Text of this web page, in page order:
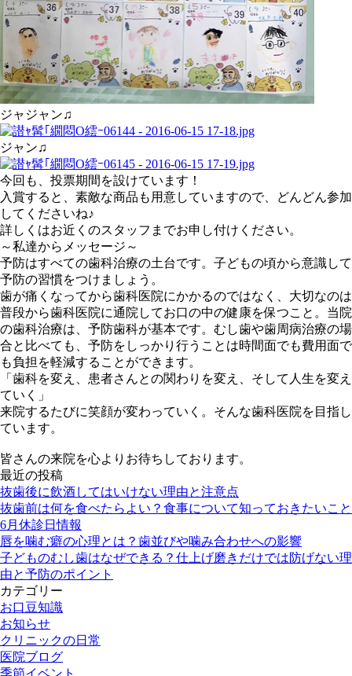
ジャジャン♫
ジャン♫
今回も、投票期間を設けています！
入賞すると、素敵な商品も用意していますので、どんどん参加
してくださいね♪
詳しくはお近くのスタッフまでお申し付けください。
～私達からメッセージ～
予防はすべての歯科治療の土台です。子どもの頃から意識して
予防の習慣をつけましょう。
歯が痛くなってから歯科医院にかかるのではなく、大切なのは
普段から歯科医院に通院してお口の中の健康を保つこと。当院
の歯科治療は、予防歯科が基本です。むし歯や歯周病治療の場
合と比べても、予防をしっかり行うことは時間面でも費用面で
も負担を軽減することができます。
「歯科を変え、患者さんとの関わりを変え、そして人生を変え
ていく」
来院するたびに笑顔が変わっていく。そんな歯科医院を目指し
ています。
皆さんの来院を心よりお待ちしております。
最近の投稿
抜歯後に飲酒してはいけない理由と注意点
抜歯前は何を食べたらよい？食事について知っておきたいこと
6月休診日情報
唇を噛む癖の心理とは？歯並びや噛み合わせへの影響
子どものむし歯はなぜできる？仕上げ磨きだけでは防げない理
由と予防のポイント
カテゴリー
お口豆知識
お知らせ
クリニックの日常
医院ブログ
季節イベント